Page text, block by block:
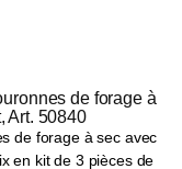
de forage à
Art. 50840